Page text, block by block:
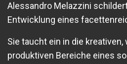
Alessandro Melazzini
Entwicklung eines
Sie taucht ein in die
produktiven Bereiche eines